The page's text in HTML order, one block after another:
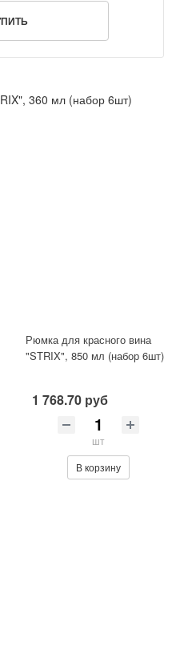
360 мл (набор 6шт)
Рюмка для красного вина
"STRIX", 850 мл (набор 6шт)
1 768.70 руб
шт
В корзину